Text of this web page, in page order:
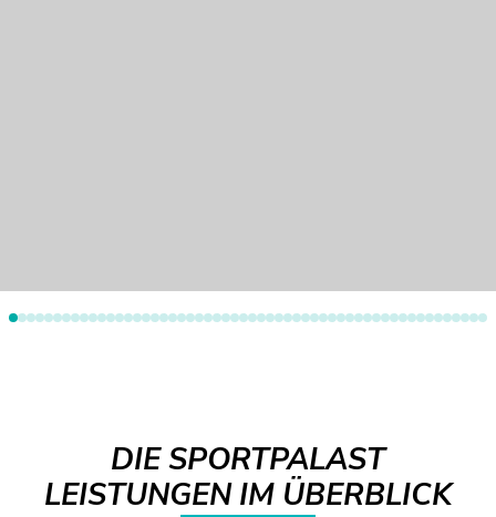
DIE SPORTPALAST
LEISTUNGEN IM ÜBERBLICK